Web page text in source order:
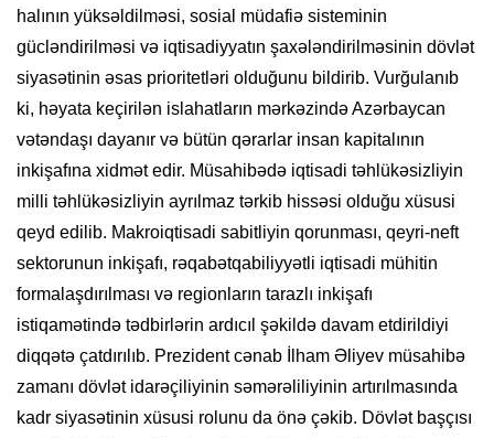
halının yüksəldilməsi, sosial müdafiə sisteminin
gücləndirilməsi və iqtisadiyyatın şaxələndirilməsinin dövlət
siyasətinin əsas prioritetləri olduğunu bildirib. Vurğulanıb
ki, həyata keçirilən islahatların mərkəzində Azərbaycan
vətəndaşı dayanır və bütün qərarlar insan kapitalının
inkişafına xidmət edir. Müsahibədə iqtisadi təhlükəsizliyin
milli təhlükəsizliyin ayrılmaz tərkib hissəsi olduğu xüsusi
qeyd edilib. Makroiqtisadi sabitliyin qorunması, qeyri-neft
sektorunun inkişafı, rəqabətqabiliyyətli iqtisadi mühitin
formalaşdırılması və regionların tarazlı inkişafı
istiqamətində tədbirlərin ardıcıl şəkildə davam etdirildiyi
diqqətə çatdırılıb. Prezident cənab İlham Əliyev müsahibə
zamanı dövlət idarəçiliyinin səmərəliliyinin artırılmasında
kadr siyasətinin xüsusi rolunu da önə çəkib. Dövlət başçısı